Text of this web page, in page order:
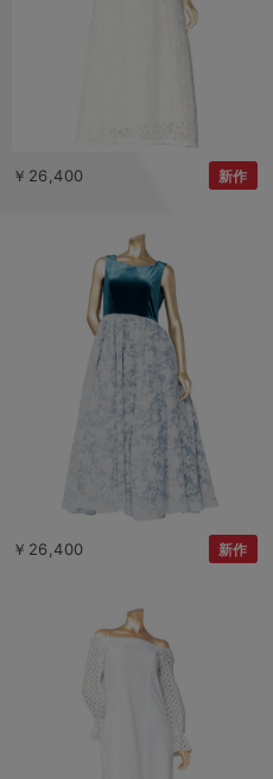
￥26,400 新作
￥26,400 新作